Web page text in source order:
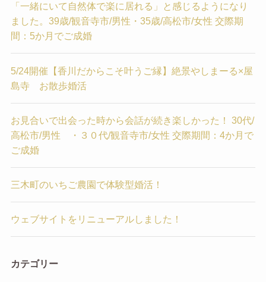
「一緒にいて自然体で楽に居れる」と感じるようになり
ました。39歳/観音寺市/男性・35歳/高松市/女性 交際期
間：5か月でご成婚
5/24開催【香川だからこそ叶うご縁】絶景やしまーる×屋
島寺 お散歩婚活
お見合いで出会った時から会話が続き楽しかった！ 30代/
高松市/男性 ・３０代/観音寺市/女性 交際期間：4か月で
ご成婚
三木町のいちご農園で体験型婚活！
ウェブサイトをリニューアルしました！
カテゴリー